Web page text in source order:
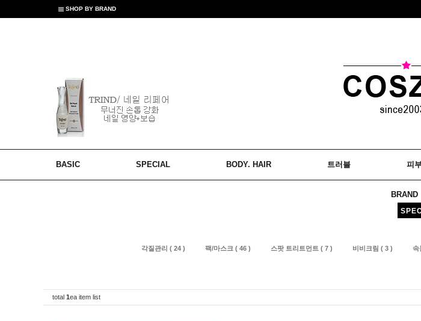
SHOP BY BRAND
BASIC SPECIAL BODY. HAIR 트러블 피
BRAND
각질관리 ( 24 ) 팩/마스크 ( 46 ) 스팟 트리트먼트 ( 7 ) 비비크림 ( 3 ) 속
total 1ea item list